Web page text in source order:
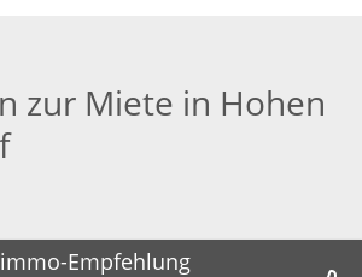
zur Miete in Hohen
Empfehlung